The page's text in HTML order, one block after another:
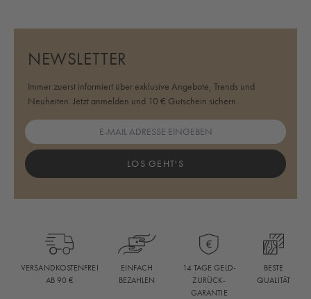
NEWSLETTER
Immer zuerst informiert über exklusive Angebote, Trends und
Neuheiten. Jetzt anmelden und 10 € Gutschein sichern.
LOS GEHT'S
VERSANDKOSTENFREI
AB 90 €
EINFACH
BEZAHLEN
14 TAGE GELD-
ZURÜCK-
GARANTIE
BESTE
QUALITÄT